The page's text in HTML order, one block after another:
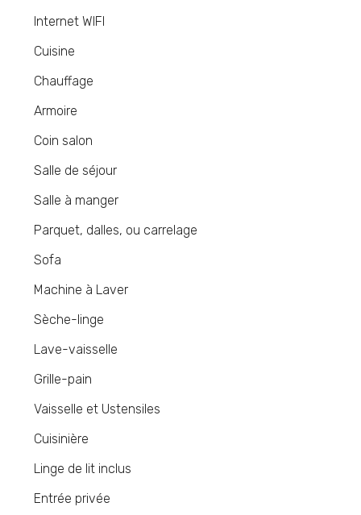
Internet WIFI
Cuisine
Chauffage
Armoire
Coin salon
Salle de séjour
Salle à manger
Parquet, dalles, ou carrelage
Sofa
Machine à Laver
Sèche-linge
Lave-vaisselle
Grille-pain
Vaisselle et Ustensiles
Cuisinière
Linge de lit inclus
Entrée privée